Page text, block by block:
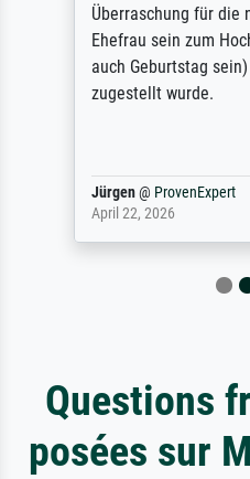
Überraschung für die
Ehefrau sein zum
auch Geburtstag
zugestellt wurde.
Jürgen@ ProvenExpert
April 22, 2026
Questions
posées sur